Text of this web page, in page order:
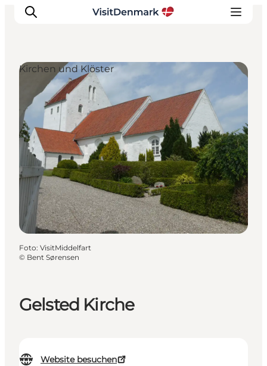
Inspiration
Regionen
Erlebnisse
Unterkünfte
Reiseplanung
Gelsted Kirche
Website besuchen
Kirchen und Klöster
Foto: VisitMiddelfart
© Bent Sørensen